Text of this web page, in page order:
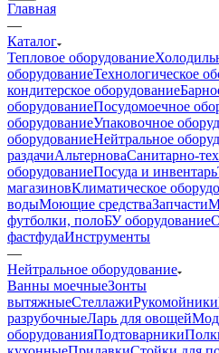
Главная
—
Каталог
Тепловое оборудование
оборудованиеТехнологическое
кондитерское оборудование
оборудованиеПосудомоечное
оборудованиеУпаковочное
оборудованиеНейтральное
раздачиАльтерноваСанитарно-
оборудованиеПосуда и инвентарь
магазиновКлиматическое
водыМоющие средстваЗапчасти
футболки, полоБУ оборудование
фастфудаИнструменты
—
Нейтральное оборудование
Ванны моечныеЗонты
вытяжныеСтеллажиРукомойники
разрубочныеЛарь для овощей
оборудованияПодтоварники